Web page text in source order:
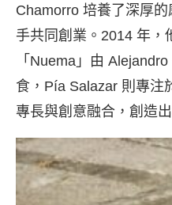
Chamorro 培養了深厚
手共同創業。2014 年，
「Nuema」由
食，Pía Salazar 則專注
專長與創意融合，創造